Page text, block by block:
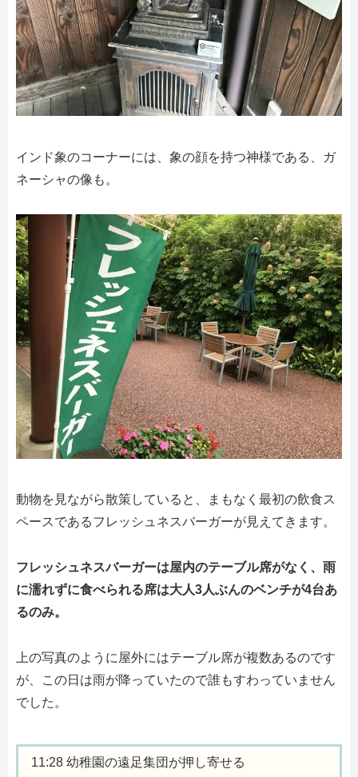
インド象のコーナーには、象の顔を持つ神様である、ガ
ネーシャの像も。
動物を見ながら散策していると、まもなく最初の飲食ス
ペースであるフレッシュネスバーガーが見えてきます。
フレッシュネスバーガーは屋内のテーブル席がなく、雨
に濡れずに食べられる席は大人3人ぶんのベンチが4台あ
るのみ。
上の写真のように屋外にはテーブル席が複数あるのです
が、この日は雨が降っていたので誰もすわっていません
でした。
11:28 幼稚園の遠足集団が押し寄せる